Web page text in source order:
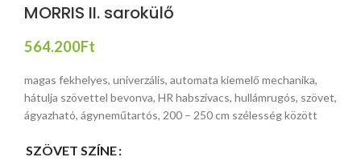
MORRIS II. sarokülő
564.200Ft
magas fekhelyes, univerzális, automata kiemelő mechanika,
hátulja szövettel bevonva, HR habszivacs, hullámrugós, szövet,
ágyazható, ágyneműtartós, 200 – 250 cm szélesség között
SZÖVET SZÍNE